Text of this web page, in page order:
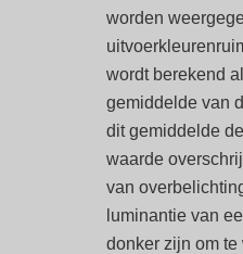
worden
wordt berekend
gemiddelde van
dit gemiddelde
waarde
van
luminantie van
donker zijn om